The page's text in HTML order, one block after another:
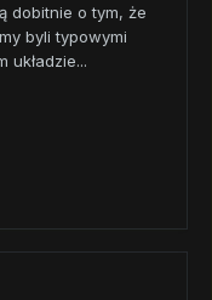
dobitnie o tym, że
byli typowymi
układzie...